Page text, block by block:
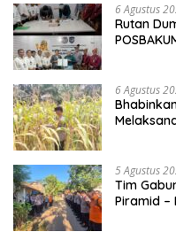
6 Agustus
Rutan
6 Agustus
5 Agustus
Tim
Piramid –